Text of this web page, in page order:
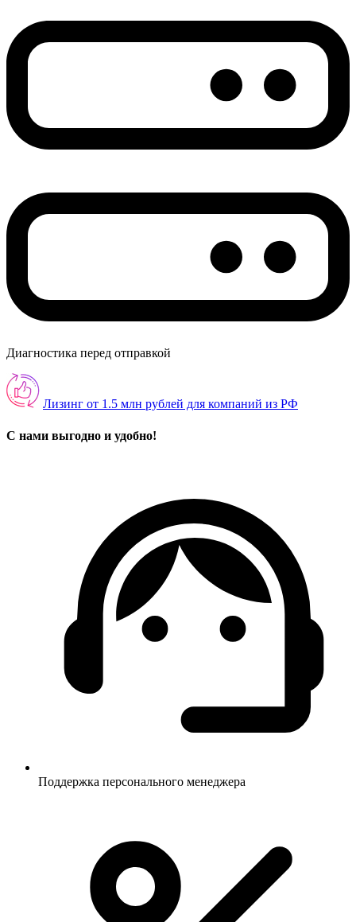
Диагностика перед отправкой
Лизинг от 1.5 млн рублей для компаний из РФ
С нами выгодно и удобно!
Поддержка персонального менеджера